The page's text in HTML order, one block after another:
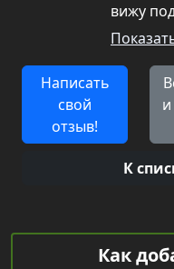
вижу
Написать
свой
отзыв!
К
Как